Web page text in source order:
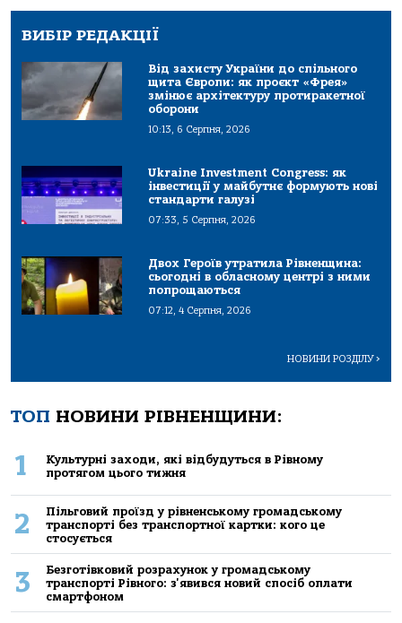
ВИБІР РЕДАКЦІЇ
Від захисту України до спільного
щита Європи: як проєкт «Фрея»
змінює архітектуру протиракетної
оборони
10:13, 6 Серпня, 2026
Ukraine Investment Congress: як
інвестиції у майбутнє формують нові
стандарти галузі
07:33, 5 Серпня, 2026
Двох Героїв утратила Рівненщина:
сьогодні в обласному центрі з ними
попрощаються
07:12, 4 Серпня, 2026
НОВИНИ РОЗДІЛУ>
ТОП НОВИНИ РІВНЕНЩИНИ:
1
Культурні заходи, які відбудуться в Рівному
протягом цього тижня
2
Пільговий проїзд у рівненському громадському
транспорті без транспортної картки: кого це
стосується
3
Безготівковий розрахунок у громадському
транспорті Рівного: з'явився новий спосіб оплати
смартфоном